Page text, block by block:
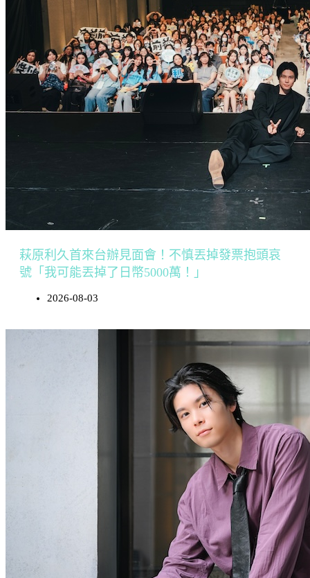
萩原利久首來台辦見面會！不慎丟掉發票抱頭哀
號「我可能丟掉了日幣5000萬！」
2026-08-03